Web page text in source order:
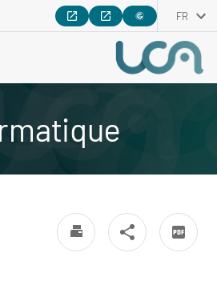
FR